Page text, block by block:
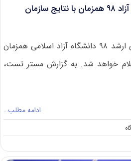
اعلام نتایج کارشناسی ارشد آزاد ۹۸ همزمان با نتایج سازمان
نتایج نهایی کنکور کارشناسی ارشد ۹۸ دانشگاه آزاد اسلامی همزمان
خواهد شد. به گزارش مستر تست،
ادامه مطلب…
on
اعلام
کارشناسی